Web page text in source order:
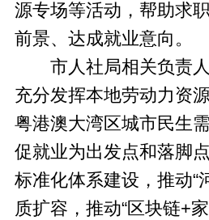
源专场等活动，帮助求
前景、达成就业意向。
市人社局相关负责人
充分发挥本地劳动力资
粤港澳大湾区城市民生
促就业为出发点和落脚
标准化体系建设，推动“
质扩容，推动“区块链+